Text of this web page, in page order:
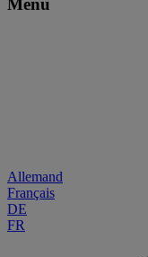
Menu
Allemand
Français
DE
FR